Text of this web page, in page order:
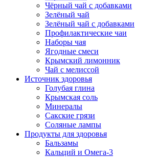
Чёрный чай с добавками
Зелёный чай
Зелёный чай с добавками
Профилактические чаи
Наборы чая
Ягодные смеси
Крымский лимонник
Чай с мелиссой
Источник здоровья
Голубая глина
Крымская соль
Минералы
Сакские грязи
Соляные лампы
Продукты для здоровья
Бальзамы
Кальций и Омега-3